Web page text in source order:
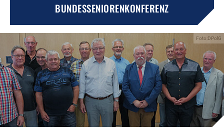
BUNDESSENIORENKONFERENZ
Foto:DPolG